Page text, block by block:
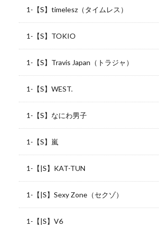
1-【S】timelesz（タイムレス）
1-【S】TOKIO
1-【S】Travis Japan（トラジャ）
1-【S】WEST.
1-【S】なにわ男子
1-【S】嵐
1-【|S】KAT-TUN
1-【|S】Sexy Zone（セクゾ）
1-【|S】V6